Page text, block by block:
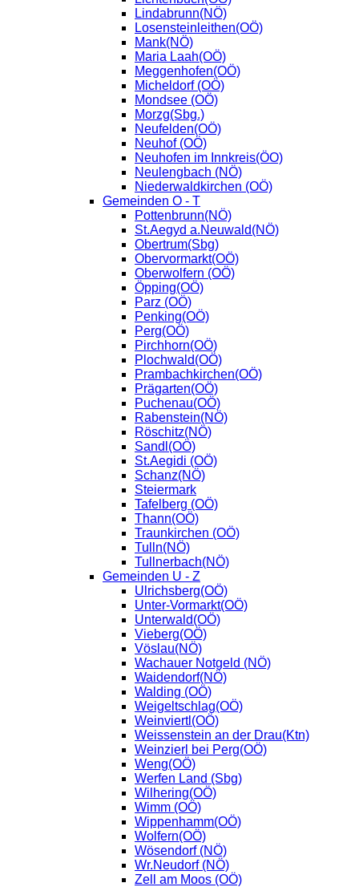
Lindabrunn(NÖ)
Losensteinleithen(OÖ)
Mank(NÖ)
Maria Laah(OÖ)
Meggenhofen(OÖ)
Micheldorf (OÖ)
Mondsee (OÖ)
Morzg(Sbg.)
Neufelden(OÖ)
Neuhof (OÖ)
Neuhofen im Innkreis(ÖO)
Neulengbach (NÖ)
Niederwaldkirchen (OÖ)
Gemeinden O - T
Pottenbrunn(NÖ)
St.Aegyd a.Neuwald(NÖ)
Obertrum(Sbg)
Obervormarkt(OÖ)
Oberwolfern (OÖ)
Öpping(OÖ)
Parz (OÖ)
Penking(OÖ)
Perg(OÖ)
Pirchhorn(OÖ)
Plochwald(OÖ)
Prambachkirchen(OÖ)
Prägarten(OÖ)
Puchenau(OÖ)
Rabenstein(NÖ)
Röschitz(NÖ)
Sandl(OÖ)
St.Aegidi (OÖ)
Schanz(NÖ)
Steiermark
Tafelberg (OÖ)
Thann(OÖ)
Traunkirchen (OÖ)
Tulln(NÖ)
Tullnerbach(NÖ)
Gemeinden U - Z
Ulrichsberg(OÖ)
Unter-Vormarkt(OÖ)
Unterwald(OÖ)
Vieberg(OÖ)
Vöslau(NÖ)
Wachauer Notgeld (NÖ)
Waidendorf(NÖ)
Walding (OÖ)
Weigeltschlag(OÖ)
Weinviertl(OÖ)
Weissenstein an der Drau(Ktn)
Weinzierl bei Perg(OÖ)
Weng(OÖ)
Werfen Land (Sbg)
Wilhering(OÖ)
Wimm (OÖ)
Wippenhamm(OÖ)
Wolfern(OÖ)
Wösendorf (NÖ)
Wr.Neudorf (NÖ)
Zell am Moos (OÖ)